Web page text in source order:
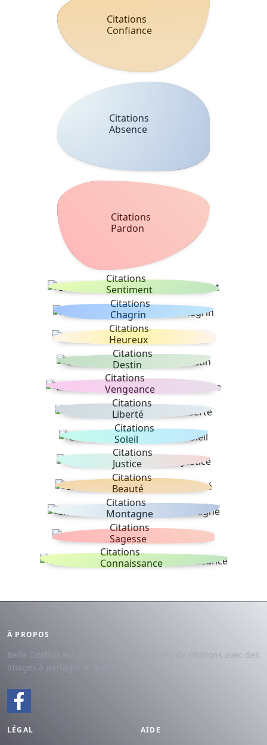
Citations
Confiance
Citations
Absence
Citations
Pardon
Citations
Sentiment
Citations
Chagrin
Citations
Heureux
Citations
Destin
Citations
Vengeance
Citations
Liberté
Citations
Soleil
Citations
Justice
Citations
Beauté
Citations
Montagne
Citations
Sagesse
Citations
Connaissance
À PROPOS
Belle Citation est un site avec des milliers de citations avec des
images à partager et à dédier.
LÉGAL AIDE